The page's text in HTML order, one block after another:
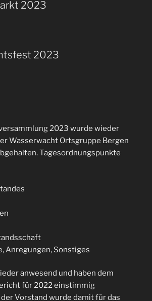
2023
2023
2023 wurde wieder
Wasserwacht Ortsgruppe Bergen
Tagesordnungspunkte
Anregungen, Sonstiges
anwesend und haben dem
für 2022 einstimmig
Vorstand wurde damit für das